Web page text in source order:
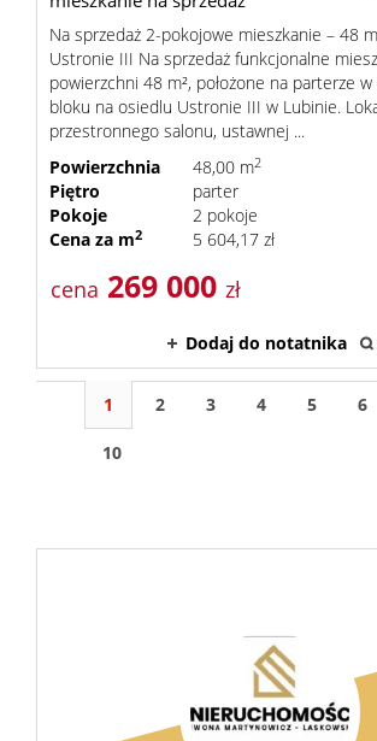
Na sprzedaż 2-pokojowe mieszkanie – 48
Ustronie III Na sprzedaż funkcjonalne
powierzchni 48 m², położone na parterze
bloku na osiedlu Ustronie III w Lubinie.
przestronnego salonu, ustawnej ...
Powierzchnia
48,00 m2
Piętro
parter
Pokoje
2 pokoje
Cena za m2 5 604,17 zł
cena 269 000 zł
Dodaj do notatnika
1 2 3 4 5 6
10